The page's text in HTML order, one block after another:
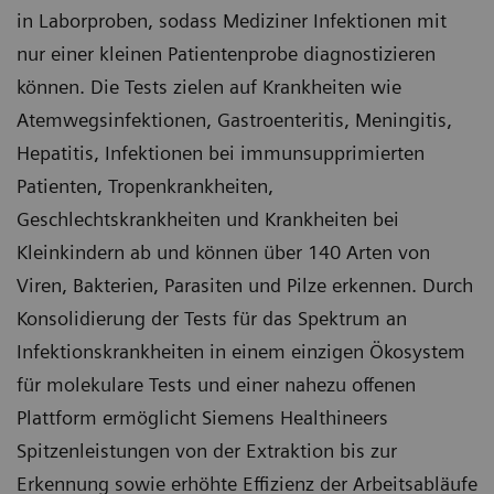
in Laborproben, sodass Mediziner Infektionen mit
nur einer kleinen Patientenprobe diagnostizieren
können. Die Tests zielen auf Krankheiten wie
Atemwegsinfektionen, Gastroenteritis, Meningitis,
Hepatitis, Infektionen bei immunsupprimierten
Patienten, Tropenkrankheiten,
Geschlechtskrankheiten und Krankheiten bei
Kleinkindern ab und können über 140 Arten von
Viren, Bakterien, Parasiten und Pilze erkennen. Durch
Konsolidierung der Tests für das Spektrum an
Infektionskrankheiten in einem einzigen Ökosystem
für molekulare Tests und einer nahezu offenen
Plattform ermöglicht Siemens Healthineers
Spitzenleistungen von der Extraktion bis zur
Erkennung sowie erhöhte Effizienz der Arbeitsabläufe